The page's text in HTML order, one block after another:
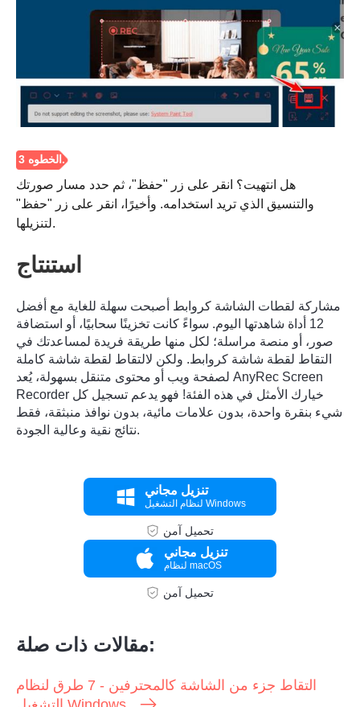
هل انتهيت؟ انقر على زر "حفظ"، ثم حدد مسار صورتك
والتنسيق الذي تريد استخدامه. وأخيرًا، انقر على زر "حفظ"
لتنزيلها.
استنتاج
مشاركة لقطات الشاشة كروابط أصبحت سهلة للغاية مع أفضل
12 أداة شاهدتها اليوم. سواءً كانت تخزينًا سحابيًا، أو استضافة
صور، أو منصة مراسلة؛ لكل منها طريقة فريدة لمساعدتك في
التقاط لقطة شاشة كروابط. ولكن لالتقاط لقطة شاشة كاملة
لصفحة ويب أو محتوى متنقل بسهولة، يُعد AnyRec Screen
Recorder خيارك الأمثل في هذه الفئة! فهو يدعم تسجيل كل
شيء بنقرة واحدة، بدون علامات مائية، بدون نوافذ منبثقة، فقط
نتائج نقية وعالية الجودة.
تنزيل مجاني
لنظام التشغيل Windows
تحميل آمن
تنزيل مجاني
لنظام macOS
تحميل آمن
مقالات ذات صلة:
التقاط جزء من الشاشة كالمحترفين - 7 طرق لنظام